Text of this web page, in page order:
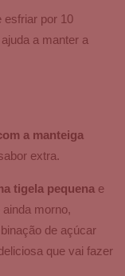
esfriar por 10
a manter a
a manteiga
extra.
tigela pequena e
morno,
de açúcar
que vai fazer